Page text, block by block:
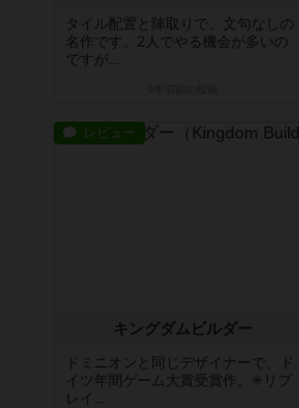
タイル配置と陣取りで、文句なしの
名作です。2人でやる機会が多いの
ですが...
レビュー
キングダムビルダー
ドミニオンと同じデザイナーで、ド
イツ年間ゲーム大賞受賞作。✳︎リプ
レイ...